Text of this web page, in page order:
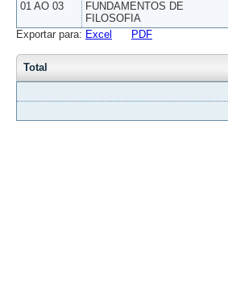
01 AO 03
FUNDAMENTOS DE
FILOSOFIA
Exportar para: Excel PDF
Total